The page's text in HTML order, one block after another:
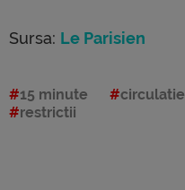
Sursa: Le Parisien
15 minute circulatie
restrictii